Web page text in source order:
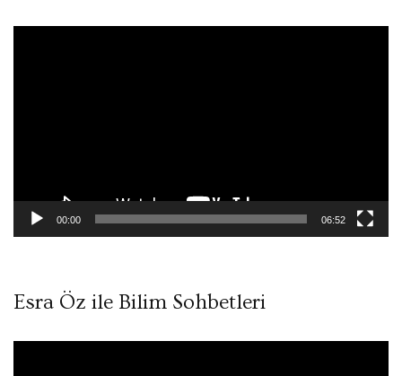
00:00 06:52
Esra Öz ile Bilim Sohbetleri